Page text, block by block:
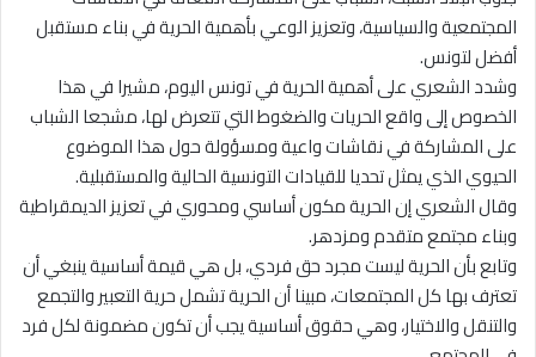
المجتمعية والسياسية، وتعزيز الوعي بأهمية الحرية في بناء مستقبل
أفضل لتونس.
وشدد الشعري على أهمية الحرية في تونس اليوم، مشيرا في هذا
الخصوص إلى واقع الحريات والضغوط التي تتعرض لها، مشجعا الشباب
على المشاركة في نقاشات واعية ومسؤولة حول هذا الموضوع
الحيوي الذي يمثل تحديا للقيادات التونسية الحالية والمستقبلية.
وقال الشعري إن الحرية مكون أساسي ومحوري في تعزيز الديمقراطية
وبناء مجتمع متقدم ومزدهر.
وتابع بأن الحرية ليست مجرد حق فردي، بل هي قيمة أساسية ينبغي أن
تعترف بها كل المجتمعات، مبينا أن الحرية تشمل حرية التعبير والتجمع
والتنقل والاختيار، وهي حقوق أساسية يجب أن تكون مضمونة لكل فرد